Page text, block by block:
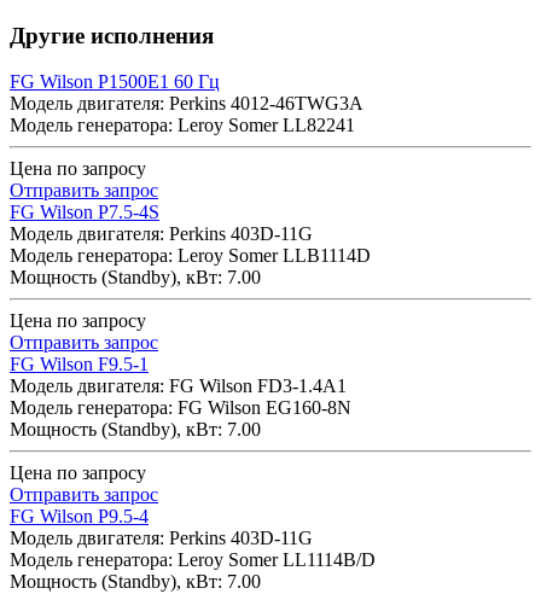
Другие исполнения
FG Wilson P1500E1 60 Гц
Модель двигателя: Perkins 4012-46TWG3A
Модель генератора: Leroy Somer LL82241
Цена по запросу
Отправить запрос
FG Wilson P7.5-4S
Модель двигателя: Perkins 403D-11G
Модель генератора: Leroy Somer LLB1114D
Мощность (Standby), кВт: 7.00
Цена по запросу
Отправить запрос
FG Wilson F9.5-1
Модель двигателя: FG Wilson FD3-1.4A1
Модель генератора: FG Wilson EG160-8N
Мощность (Standby), кВт: 7.00
Цена по запросу
Отправить запрос
FG Wilson P9.5-4
Модель двигателя: Perkins 403D-11G
Модель генератора: Leroy Somer LL1114B/D
Мощность (Standby), кВт: 7.00